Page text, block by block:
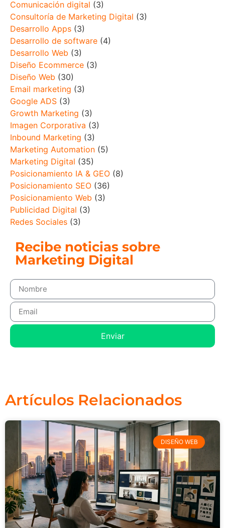
Comunicación digital (3)
Consultoría de Marketing Digital (3)
Desarrollo Apps (3)
Desarrollo de software (4)
Desarrollo Web (3)
Diseño Ecommerce (3)
Diseño Web (30)
Email marketing (3)
Google ADS (3)
Growth Marketing (3)
Imagen Corporativa (3)
Inbound Marketing (3)
Marketing Automation (5)
Marketing Digital (35)
Posicionamiento IA & GEO (8)
Posicionamiento SEO (36)
Posicionamiento Web (3)
Publicidad Digital (3)
Redes Sociales (3)
Recibe noticias sobre
Marketing Digital
Enviar
Artículos Relacionados
DISEÑO WEB